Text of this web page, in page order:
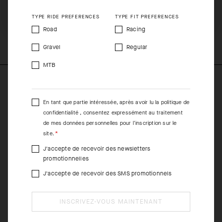
COMPOSITION
TYPE RIDE PREFERENCES
Road
Gravel
MTB
TYPE FIT PREFERENCES
Racing
Regular
En tant que partie intéressée, après avoir lu la politique de
confidentialité , consentez expressément au traitement
de mes données personnelles pour l'inscription sur le
site.
J'accepte de recevoir des newsletters
promotionnelles
J'accepte de recevoir des SMS promotionnels
INSCRIVEZ-VOUS MAINTENANT